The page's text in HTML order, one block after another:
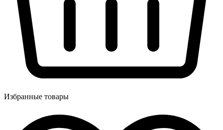
Избранные товары